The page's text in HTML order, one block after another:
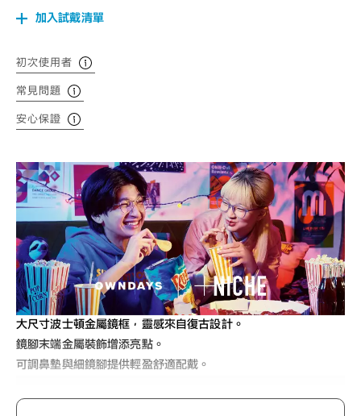
加入試戴清單
初次使用者
常見問題
安心保證
大尺寸波士頓金屬鏡框，靈感來自復古設計。
鏡腳末端金屬裝飾增添亮點。
可調鼻墊與細鏡腳提供輕盈舒適配戴。